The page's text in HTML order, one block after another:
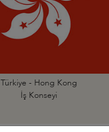
Türkiye - Hong Kong
İş Konseyi